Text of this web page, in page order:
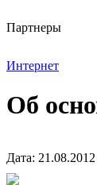
Партнеры
Интернет
Об
Дата: